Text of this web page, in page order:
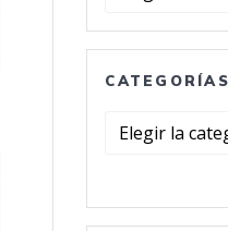
CATEGORÍAS
Categorías